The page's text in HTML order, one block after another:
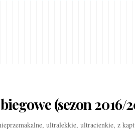
(sezon 2016/
ultralekkie, ultracienkie, z